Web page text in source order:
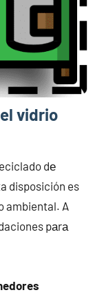
vidrio
dе
disposición es
ambiental. A
pаrа